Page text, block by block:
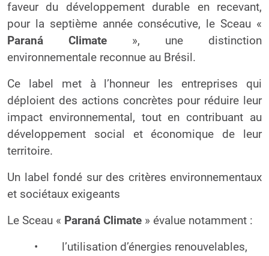
faveur du développement durable en recevant,
pour la septième année consécutive, le Sceau «
Paraná Climate », une distinction
environnementale reconnue au Brésil.
Ce label met à l’honneur les entreprises qui
déploient des actions concrètes pour réduire leur
impact environnemental, tout en contribuant au
développement social et économique de leur
territoire.
Un label fondé sur des critères environnementaux
et sociétaux exigeants
Le Sceau « Paraná Climate » évalue notamment :
•
l’utilisation d’énergies renouvelables,